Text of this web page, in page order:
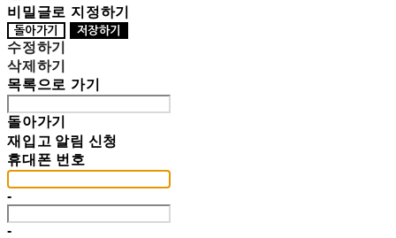
비밀글로 지정하기
돌아가기 저장하기
수정하기
삭제하기
목록으로 가기
돌아가기
재입고 알림 신청
휴대폰 번호
-
-